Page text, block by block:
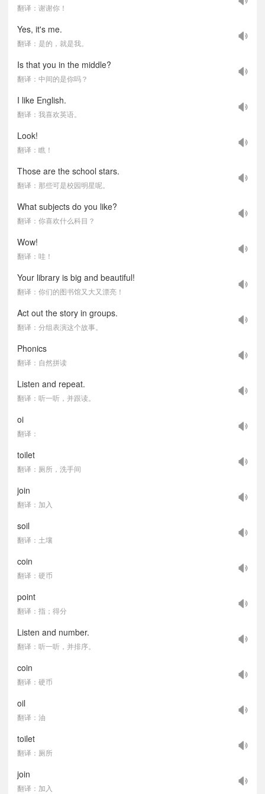
翻译：谢谢你！
Yes, it's me.
翻译：是的，就是我。
Is that you in the middle?
翻译：中间的是你吗？
I like English.
翻译：我喜欢英语。
Look!
翻译：瞧！
Those are the school stars.
翻译：那些可是校园明星呢。
What subjects do you like?
翻译：你喜欢什么科目？
Wow!
翻译：哇！
Your library is big and beautiful!
翻译：你们的图书馆又大又漂亮！
Act out the story in groups.
翻译：分组表演这个故事。
Phonics
翻译：自然拼读
Listen and repeat.
翻译：听一听，并跟读。
oi
翻译：
toilet
翻译：厕所，洗手间
join
翻译：加入
soil
翻译：土壤
coin
翻译：硬币
point
翻译：指；得分
Listen and number.
翻译：听一听，并排序。
coin
翻译：硬币
oil
翻译：油
toilet
翻译：厕所
join
翻译：加入